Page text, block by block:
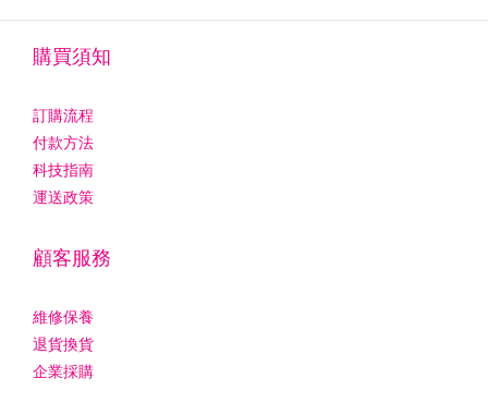
購買須知
訂購流程
付款方法
科技指南
運送政策
顧客服務
維修保養
退貨換貨
企業採購